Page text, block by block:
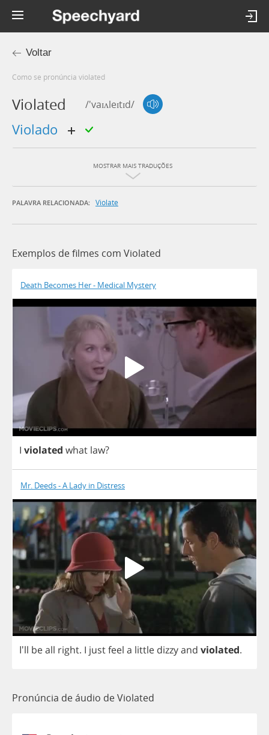
Voltar
Como se pronúncia violated
Violated /'vaɪʌleɪtɪd/
violado
MOSTRAR MAIS TRADUÇÕES
PALAVRA RELACIONADA: Violate
Exemplos de filmes com Violated
Death Becomes Her - Medical Mystery
I violated what law?
Mr. Deeds - A Lady in Distress
I'll beall right. I justfeel a little dizzyand violated.
Pronúncia de áudio de Violated